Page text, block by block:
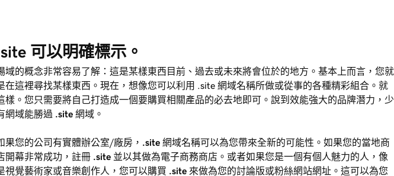
可以明確標示。
域的概念非常容易了解：這是某樣東西目前、過去或未來將會位於的地方。基本上而言，您就
在這裡尋找某樣東西。現在，想像您可以利用 .site 網域名稱所做或從事的各種精彩組合。就
樣。您只需要將自己打造成一個要購買相關產品的必去地即可。說到效能強大的品牌潛力，少
網域能勝過 .site 網域。
果您的公司有實體辦公室/廠房， .site 網域名稱可以為您帶來全新的可能性。如果您的當地商
開幕非常成功，註冊 .site 並以其做為電子商務商店。或者如果您是一個有個人魅力的人，像
視覺藝術家或音樂創作人，您可以購買 .site 來做為您的討論版或粉絲網站網址。這可以為您